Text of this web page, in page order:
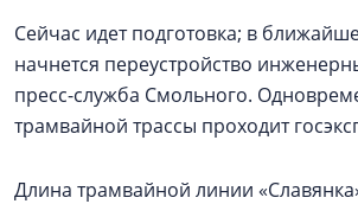
Сейчас идет подготовка; в
начнется переустройство
пресс-служба Смольного.
трамвайной трассы проходит
Длина трамвайной линии